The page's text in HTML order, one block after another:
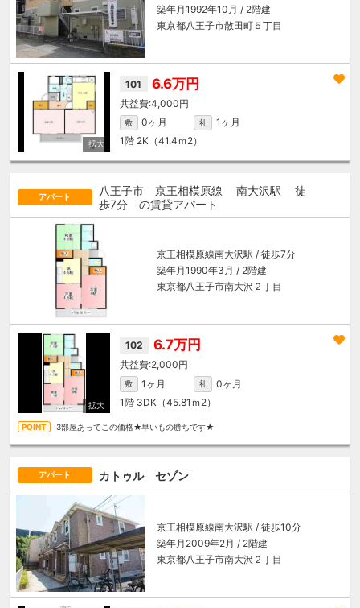
築年月1992年10月 / 2階建
東京都八王子市散田町５丁目
101 6.6万円
4,000円
敷 0ヶ月 礼
1ヶ月
1階 2K（41.4ｍ 2）
アパート 八王子市 京王相模原線 南大沢駅
徒
歩7分 の賃貸アパート
京王相模原線南大沢駅 / 徒歩7分
築年月1990年3月 / 2階建
東京都八王子市南大沢２丁目
102 6.7万円
2,000円
敷 1ヶ月 礼
0ヶ月
1階 3DK（45.81ｍ 2）
3部屋あってこの価格★早いもの勝ちです★
アパート カトゥル セゾン
京王相模原線南大沢駅 / 徒歩10分
築年月2009年2月 / 2階建
東京都八王子市南大沢２丁目